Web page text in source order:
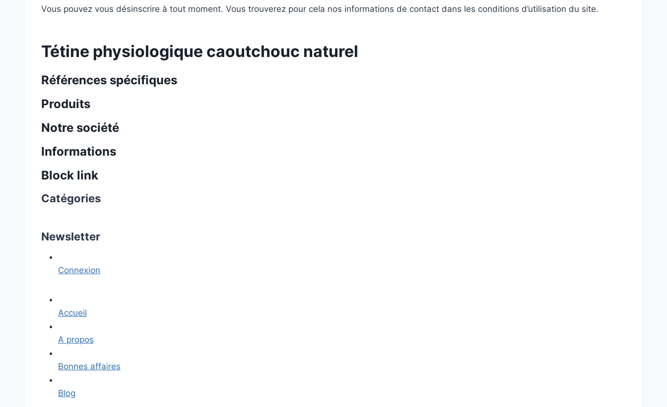
Vous pouvez vous désinscrire à tout moment. Vous trouverez pour cela nos informations de contact dans les conditions d’utilisation du site.
Tétine physiologique caoutchouc naturel
Références spécifiques
Produits
Notre société
Informations
Block link
Catégories
Newsletter
Connexion
Accueil
A propos
Bonnes affaires
Blog